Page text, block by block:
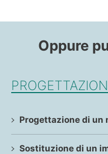
Oppure
Progettazione di un
Sostituzione di un